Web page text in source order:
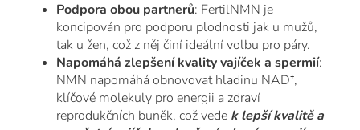
Podpora obou partnerů: FertilNMN je
koncipován pro podporu plodnosti jak u mužů,
tak u žen, což z něj činí ideální volbu pro páry.
Napomáhá zlepšení kvality vajíček a spermií:
NMN napomáhá obnovovat hladinu NAD⁺,
klíčové molekuly pro energii a zdraví
reprodukčních buněk, což vede k lepší kvalitě a